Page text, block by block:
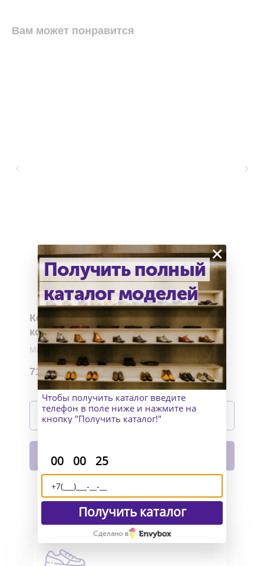
Вам может понравится
Кеды лонг с кольцами из замши и
кожи оленя
Материал верха: замша+кожа оленя
Материал низа: подошва Margom
Изготовление: индивидуально
71 990 р.
Подробнее
Получить полный
каталог моделей
×
Чтобы получить каталог введите
телефон в поле ниже и нажмите на
кнопку "Получить каталог!"
00 00 25
Получить каталог
Сделано в